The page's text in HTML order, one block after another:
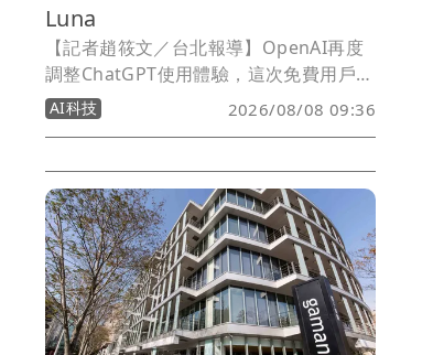
Luna
【記者趙筱文／台北報導】OpenAI再度
調整ChatGPT使用體驗，這次免費用戶也
迎來相當有感的升級。OpenAI宣布，
ChatGPT免費版以及入門付費方案Go將
使用上限而自動切換至能力較低的模型；
同時，免費版與Go方案的預設模型也將
從GPT-5.5 Instant升級為GPT-5.6
Luna。
AI科技 2026/08/08 09:36